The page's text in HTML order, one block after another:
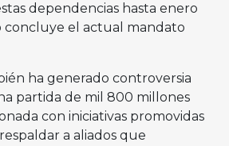
dependencias hasta enero
concluye el actual mandato
ha generado controversia
partida de mil 800 millones
con iniciativas promovidas
a aliados que